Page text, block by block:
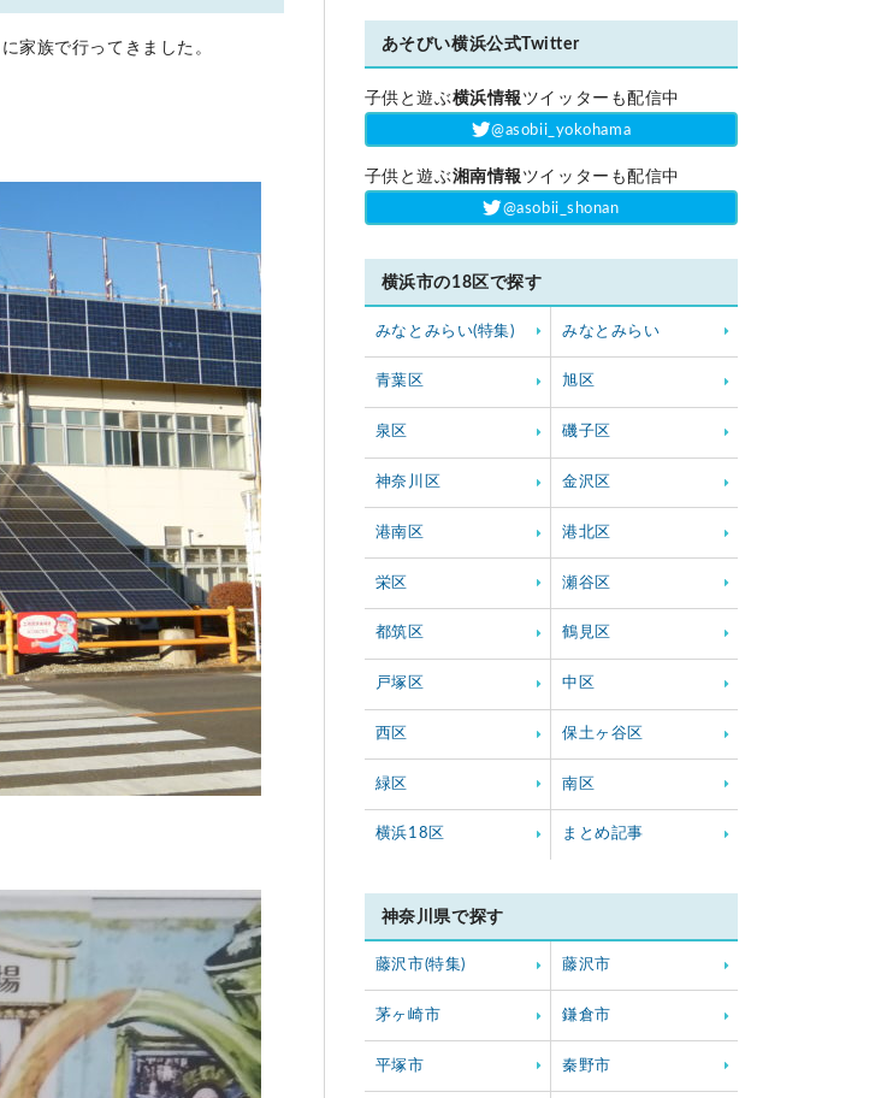
に家族で行ってきました。 あそびい横浜公式Twitter
子供と遊ぶ横浜情報 ツイッターも配信中
‎@asobii_yokohama
子供と遊ぶ湘南情報 ツイッターも配信中
‎@asobii_shonan
横浜市の18区で探す
みなとみらい(特集) みなとみらい
青葉区 旭区
泉区 磯子区
神奈川区 金沢区
港南区 港北区
栄区 瀬谷区
都筑区 鶴見区
戸塚区 中区
西区 保土ヶ谷区
緑区 南区
横浜18区 まとめ記事
神奈川県で探す
藤沢市(特集) 藤沢市
茅ヶ崎市 鎌倉市
平塚市 秦野市